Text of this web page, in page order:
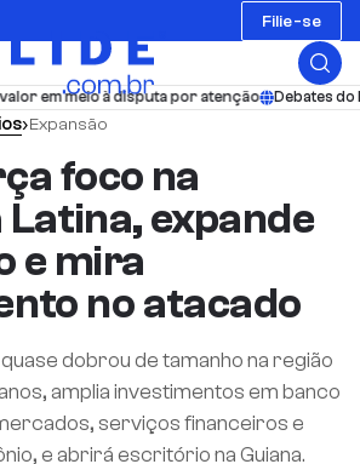
Filie-se
por atenção Debates do LIDE
›Expansão
foco na
expande
e mira
no atacado
dobrou de tamanho na região
amplia investimentos em banco
serviços financeiros e
e abrirá escritório na Guiana.